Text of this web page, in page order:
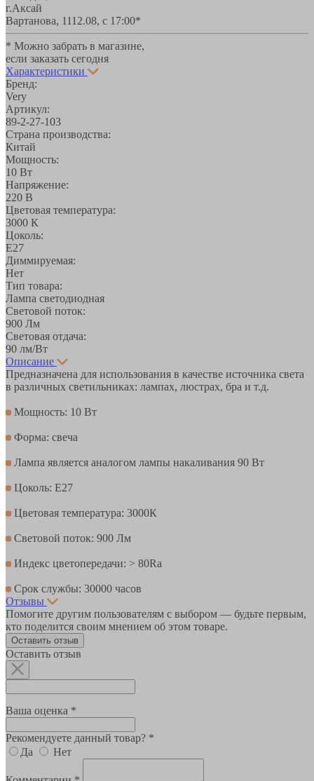
г.Аксай
Вартанова, 1112.08, с 17:00*
* Можно забрать в магазине,
если заказать сегодня
Характеристики
Бренд:
Very
Артикул:
89-2-27-103
Страна производства:
Китай
Мощность:
10 Вт
Напряжение:
220 В
Цветовая температура:
3000 К
Цоколь:
E27
Диммируемая:
Нет
Тип товара:
Лампа светодиодная
Световой поток:
900 Лм
Световая отдача:
90 лм/Вт
Описание
Предназначена для использования в качестве источника света
в различных светильниках: лампах, люстрах, бра и т.д.
Мощность: 10 Вт
Форма: свеча
Лампа является аналогом лампы накаливания 90 Вт
Цоколь: Е27
Цветовая температура: 3000К
Световой поток: 900 Лм
Индекс цветопередачи: > 80Ra
Срок службы: 30000 часов
Отзывы
Помогите другим пользователям с выбором — будьте первым,
кто поделится своим мнением об этом товаре.
Оставить отзыв
Оставить отзыв
Ваша оценка *
Рекомендуете данный товар? *
Да
Нет